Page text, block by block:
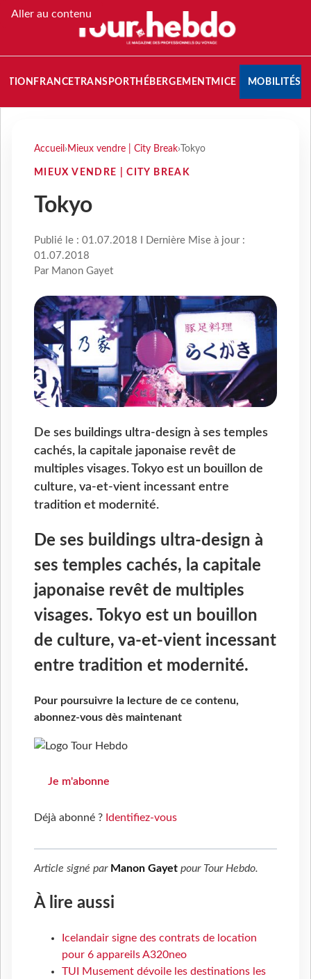
Aller au contenu
FRANCETRANSPORT HÉBERGEMENTMICE MOBILITÉS
Accueil › Mieux vendre | City Break› Tokyo
MIEUX VENDRE | CITY BREAK
Tokyo
Publié le : 01.07.2018 I Dernière Mise à jour :
01.07.2018
Par Manon Gayet
De ses buildings ultra-design à ses temples
cachés, la capitale japonaise revêt de
multiples visages. Tokyo est un bouillon de
culture, va-et-vient incessant entre
tradition et modernité.
De ses buildings ultra-design à
ses temples cachés, la capitale
japonaise revêt de multiples
visages. Tokyo est un bouillon
de culture, va-et-vient incessant
entre tradition et modernité.
Pour poursuivre la lecture de ce contenu,
abonnez-vous dès maintenant
Je m'abonne
Déjà abonné ? Identifiez-vous
Article signé par Manon Gayet pour Tour Hebdo.
À lire aussi
Icelandair signe des contrats de location
pour 6 appareils A320neo
TUI Musement dévoile les destinations les